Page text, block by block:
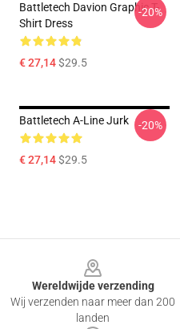
Battletech Davion Graphic T-
Shirt Dress
€ 27,14$29.5
-20%
Battletech A-Line Jurk
€ 27,14$29.5
-20%
Wereldwijde verzending
Wij verzenden naar meer dan 200
landen